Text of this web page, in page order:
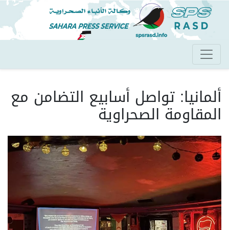
تجاوز
إلى
المحتوى
الرئيسي
ألمانيا: تواصل أسابيع التضامن مع
المقاومة الصحراوية